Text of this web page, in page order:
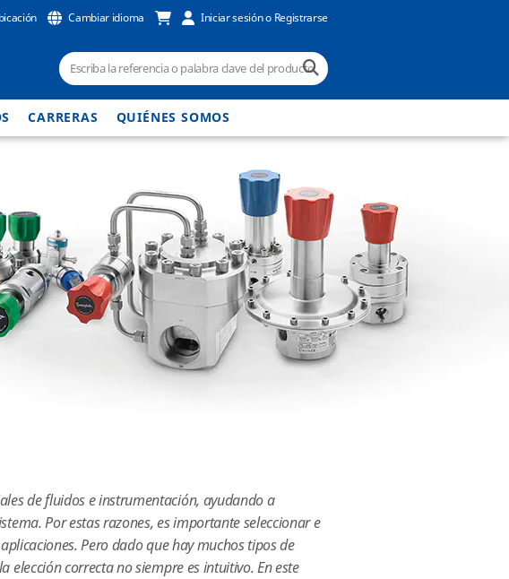
Cambiar idioma Iniciar sesión o Registrarse
CARRERAS QUIÉNES SOMOS
de fluidos e instrumentación, ayudando a
Por estas razones, es importante seleccionar e
Pero dado que hay muchos tipos de
correcta no siempre es intuitivo. En este